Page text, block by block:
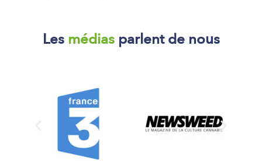
Les médiasparlent de nous